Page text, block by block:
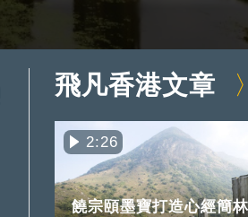
飛凡香港文章
2:26
饒宗頤墨寶打造心經簡